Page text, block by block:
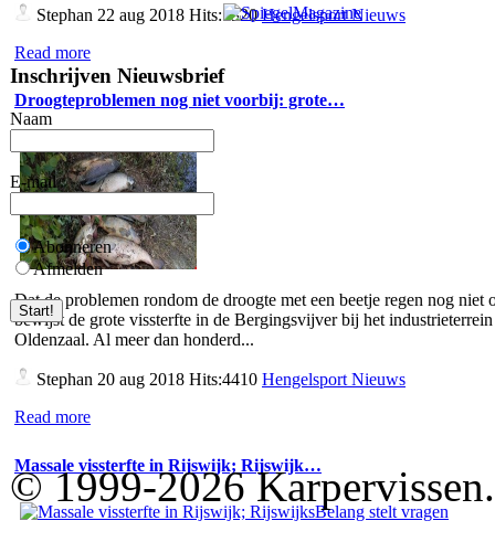
Stephan 22 aug 2018 Hits:5320Hengelsport Nieuws
Read more
Droogteproblemen nog niet voorbij: grote…
Dat de problemen rondom de droogte met een beetje regen nog niet
bewijst de grote vissterfte in de Bergingsvijver bij het
Oldenzaal. Al meer dan honderd...
Stephan 20 aug 2018 Hits:4410 Hengelsport Nieuws
Read more
Massale vissterfte in Rijswijk; Rijswijk…
Inschrijven Nieuwsbrief
Naam
E-mail
Abonneren
Afmelden
© 1999-2026